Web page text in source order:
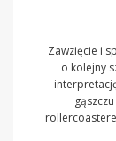
Zawzięcie i
o kolejny